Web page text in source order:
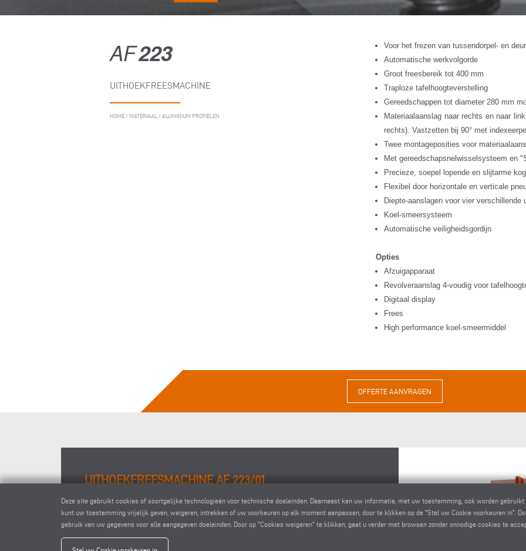
AF223
UITHOEKFREESMACHINE
HOME/ MATERIAAL / ALUMINIUM PROFIELEN
Voor het frezen van tussendorpel- en
Automatische werkvolgorde
Groot freesbereik tot 400 mm
Traploze tafelhoogteverstelling
Gereedschappen tot diameter 280 mm
Materiaalaanslag naar rechts en naar
rechts). Vastzetten bij 90° met
Twee montageposities voor
Met gereedschapsnelwisselsysteem en
Precieze, soepel lopende en slijtarme
Flexibel door horizontale en verticale
Diepte-aanslagen voor vier verschillende
Koel-smeersysteem
Automatische veiligheidsgordijn
Opties
Afzuigapparaat
Revolveraanslag 4-voudig voor
Digitaal display
Frees
High performance koel-smeermiddel
OFFERTE AANVRAGEN
UITHOEKFREESMACHINE AF 223/01
Deze site gebruikt cookies of soortgelijke technologieën voor technische doeleinden. Daarnaast kan uw informatie, met uw toestemming, ook worden
kunt uw toestemming vrijelijk geven, weigeren, intrekken of uw voorkeuren op elk moment aanpassen, door te klikken op de "Stel uw Cookie voorkeuren in".
gebruik van uw gegevens voor alle aangegeven doeleinden. Door op "Cookies weigeren" te klikken, gaat u verder met browsen zonder onnodige cookies te